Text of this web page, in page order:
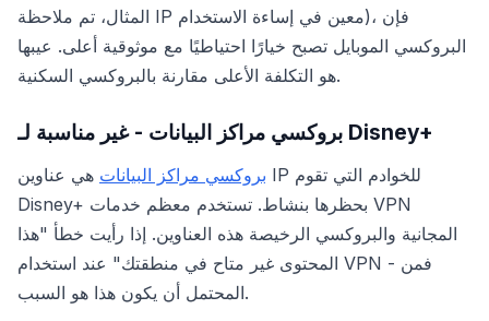
المثال، تم ملاحظة IP معين في إساءة الاستخدام)، فإن
البروكسي الموبايل تصبح خيارًا احتياطيًا مع موثوقية أعلى. عيبها
هو التكلفة الأعلى مقارنة بالبروكسي السكنية.
بروكسي مراكز البيانات - غير مناسبة لـ Disney+
بروكسي مراكز البيانات هي عناوين IP للخوادم التي تقوم
Disney+ بحظرها بنشاط. تستخدم معظم خدمات VPN
المجانية والبروكسي الرخيصة هذه العناوين. إذا رأيت خطأ "هذا
المحتوى غير متاح في منطقتك" عند استخدام VPN - فمن
المحتمل أن يكون هذا هو السبب.